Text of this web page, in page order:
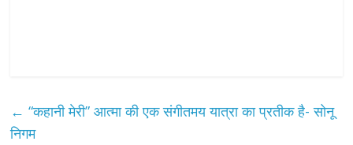
← “कहानी मेरी” आत्मा की एक संगीतमय यात्रा का प्रतीक है- सोनू
निगम